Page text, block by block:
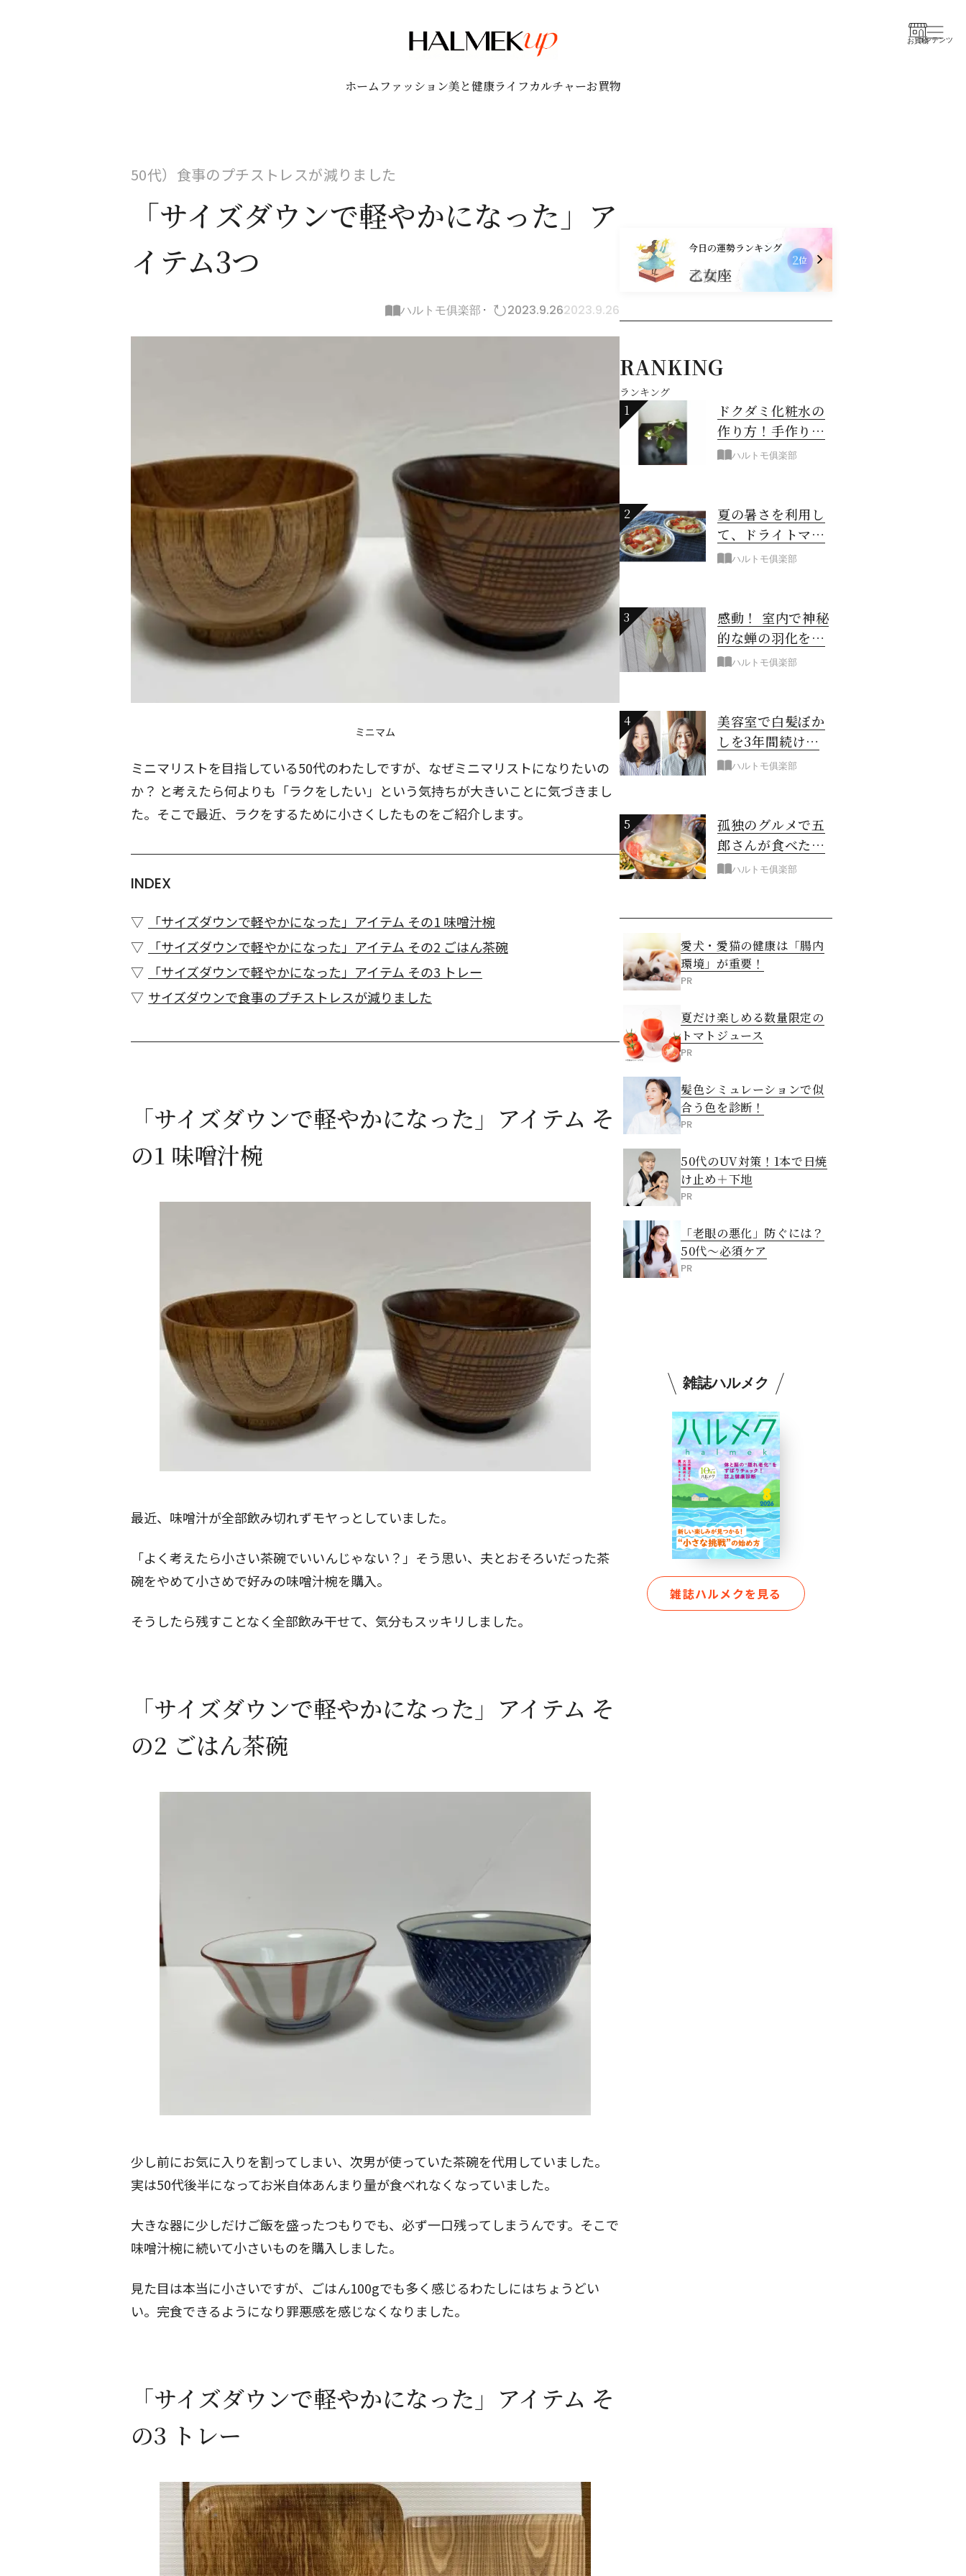
お買物コンテンツ
ホーム ファッション美と健康ライフカルチャーお買物
50代）食事のプチストレスが減りました
「サイズダウンで軽やかになった」ア
イテム3つ
ハルトモ俱楽部 2023.9.262023.9.26
ミニマム
ミニマリストを目指している50代のわたしですが、なぜミニマリストになりたいの
か？ と考えたら何よりも「ラクをしたい」という気持ちが大きいことに気づきまし
た。そこで最近、ラクをするために小さくしたものをご紹介します。
INDEX
「サイズダウンで軽やかになった」アイテム その1 味噌汁椀
「サイズダウンで軽やかになった」アイテム その2 ごはん茶碗
「サイズダウンで軽やかになった」アイテム その3 トレー
サイズダウンで食事のプチストレスが減りました
「サイズダウンで軽やかになった」アイテム そ
の1 味噌汁椀
最近、味噌汁が全部飲み切れずモヤっとしていました。
「よく考えたら小さい茶碗でいいんじゃない？」そう思い、夫とおそろいだった茶
碗をやめて小さめで好みの味噌汁椀を購入。
そうしたら残すことなく全部飲み干せて、気分もスッキリしました。
「サイズダウンで軽やかになった」アイテム そ
の2 ごはん茶碗
少し前にお気に入りを割ってしまい、次男が使っていた茶碗を代用していました。
実は50代後半になってお米自体あんまり量が食べれなくなっていました。
大きな器に少しだけご飯を盛ったつもりでも、必ず一口残ってしまうんです。そこで
味噌汁椀に続いて小さいものを購入しました。
見た目は本当に小さいですが、ごはん100gでも多く感じるわたしにはちょうどい
い。完食できるようになり罪悪感を感じなくなりました。
「サイズダウンで軽やかになった」アイテム そ
の3 トレー
今日の運勢ランキング
乙女座
2位
RANKING
ランキング
1
ドクダミ化粧水の
作り方！手作り化
粧水の材料・手
ハルトモ俱楽部
2
夏の暑さを利用し
て、ドライトマト
作り！
ハルトモ俱楽部
3
感動！ 室内で神秘
的な蝉の羽化を観
察してみました
ハルトモ俱楽部
4
美容室で白髪ぼか
しを3年間続けて
きた経過
ハルトモ俱楽部
5
孤独のグルメで五
郎さんが食べた台
湾の鍋をご家庭
ハルトモ俱楽部
愛犬・愛猫の健康は「腸内
環境」が重要！
PR
夏だけ楽しめる数量限定の
トマトジュース
PR
髪色シミュレーションで似
合う色を診断！
PR
50代のUV対策！1本で日焼
け止め＋下地
PR
「老眼の悪化」防ぐには？
50代～必須ケア
PR
雑誌ハルメク
雑誌ハルメクを見る